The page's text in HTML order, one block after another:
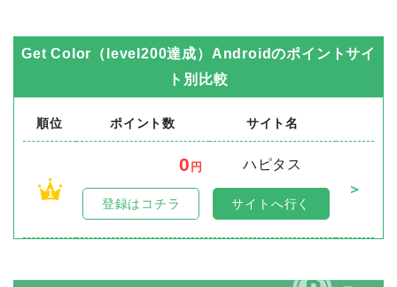
Get Color（level200達成）Androidのポイントサイ
ト別比較
順位 ポイント数 サイト名
1
0 円
ハピタス
＞
登録はコチラ サイトへ行く